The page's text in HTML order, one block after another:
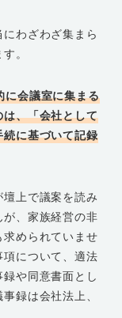
わざわざ集まら
。
に会議室に集まる
は、「会社として
続に基づいて記録
上で議案を読み
が、家族経営の非
められていませ
項について、適法
や同意書面とし
録は会社法上、